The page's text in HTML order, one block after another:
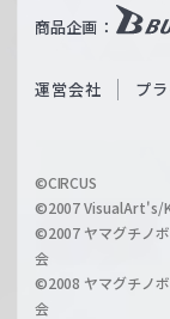
ß
c
a
r
z
商品企画：
運営会社 プ
©CIRCUS
©2007 VisualArt's/
©2007 ヤマグチノ
会
©2008 ヤマグチノ
会